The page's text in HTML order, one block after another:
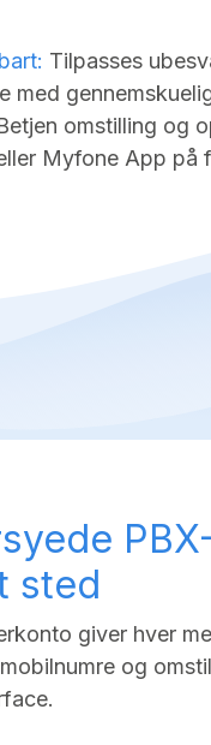
Tilpasses
med
omstilling og
Myfone App på
sted
giver hver
og